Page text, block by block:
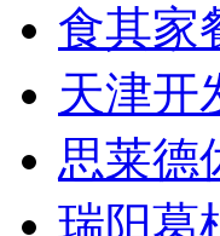
食其家
天津开
思莱德
瑞阳葛